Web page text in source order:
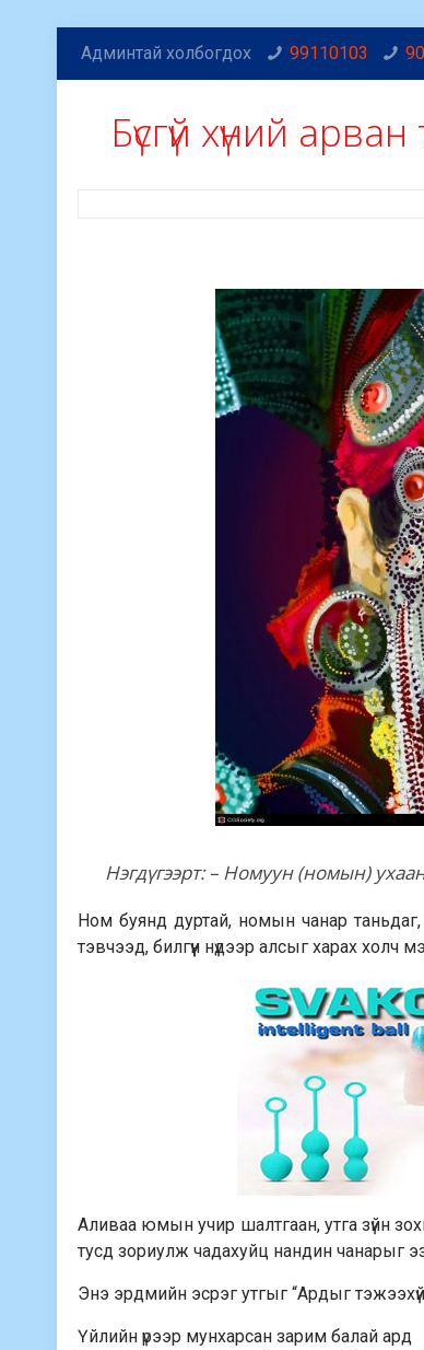
Админтай холбогдох 99110103
Бүсгүй хүний
Нэгдүгээрт: – Номуун (номын)
Ном буянд дуртай, номын чанар
тэвчээд, билгүүн нүдээр алсыг харах холч
Аливаа юмын учир шалтгаан, утга зүйн
тусд зориулж чадахуйц нандин чанарыг
Энэ эрдмийн эсрэг утгыг “Ардыг
Үйлийн үрээр мунхарсан зарим балай ард